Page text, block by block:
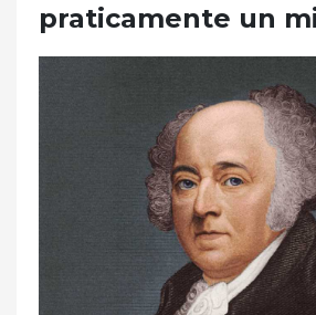
praticamente un